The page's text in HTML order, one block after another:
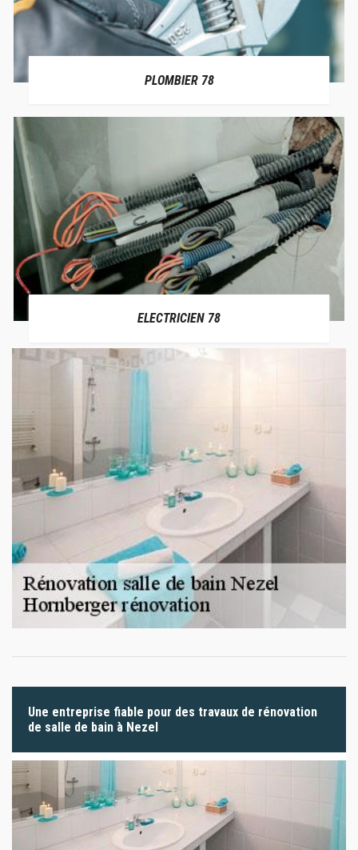
PLOMBIER 78
ELECTRICIEN 78
Une entreprise fiable pour des travaux de rénovation
de salle de bain à Nezel